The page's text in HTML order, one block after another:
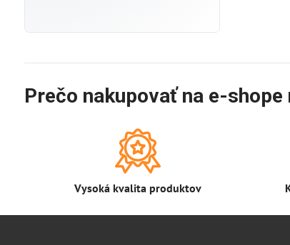
Prečo nakupovať na e-shope
Vysoká kvalita produktov